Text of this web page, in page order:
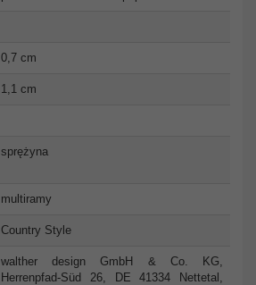
0,7 cm
1,1 cm
sprężyna
multiramy
Country Style
walther design GmbH & Co. KG,
Herrenpfad-Süd 26, DE 41334 Nettetal,